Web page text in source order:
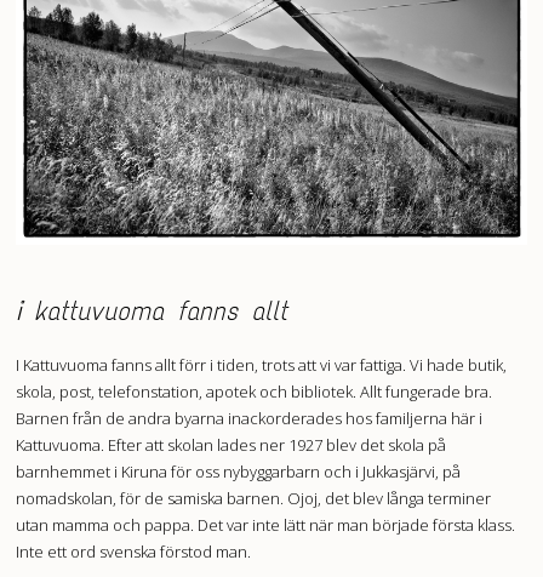
i kattuvuoma fanns allt
I Kattuvuoma fanns allt förr i tiden, trots att vi var fattiga. Vi hade butik,
skola, post, telefonstation, apotek och bibliotek. Allt fungerade bra.
Barnen från de andra byarna inackorderades hos familjerna här i
Kattuvuoma. Efter att skolan lades ner 1927 blev det skola på
barnhemmet i Kiruna för oss nybyggarbarn och i Jukkasjärvi, på
nomadskolan, för de samiska barnen. Ojoj, det blev långa terminer
utan mamma och pappa. Det var inte lätt när man började första klass.
Inte ett ord svenska förstod man.